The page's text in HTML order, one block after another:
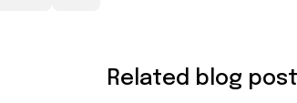
Related blog